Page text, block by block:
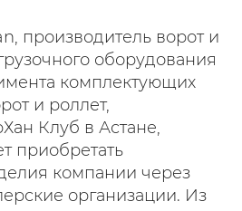
производитель ворот и
оборудования
комплектующих
и роллет,
Клуб в Астане,
приобретать
компании через
организации. Из